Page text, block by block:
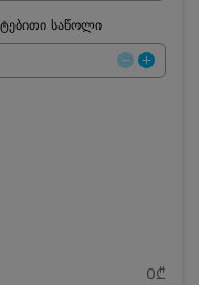
საწოლი
0₾